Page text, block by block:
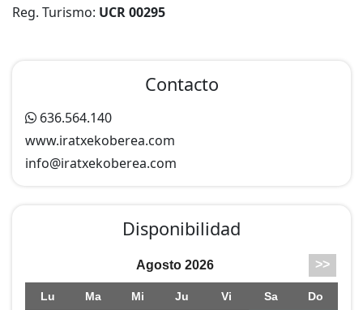
matrimonio) y posibilidad de camas supletorias. Cocina
Reg. Turismo: UCR 00295
Contacto
636.564.140
www.iratxekoberea.com
info@iratxekoberea.com
Disponibilidad